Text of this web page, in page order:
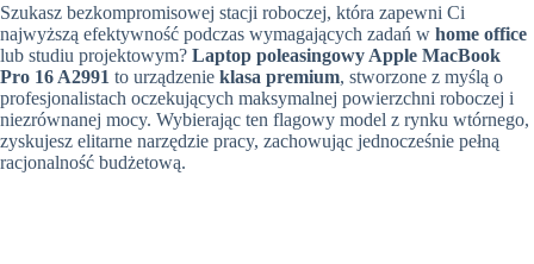
Szukasz bezkompromisowej stacji roboczej, która zapewni Ci
najwyższą efektywność podczas wymagających zadań w home office
lub studiu projektowym? Laptop poleasingowy Apple MacBook
Pro 16 A2991 to urządzenie klasa premium, stworzone z myślą o
profesjonalistach oczekujących maksymalnej powierzchni roboczej i
niezrównanej mocy. Wybierając ten flagowy model z rynku wtórnego,
zyskujesz elitarne narzędzie pracy, zachowując jednocześnie pełną
racjonalność budżetową.